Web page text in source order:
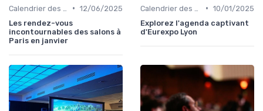
• 12/06/2025
Les rendez-vous
incontournables des salons à
Paris en janvier
• 10/01/2025
Explorez l'agenda captivant
d'Eurexpo Lyon